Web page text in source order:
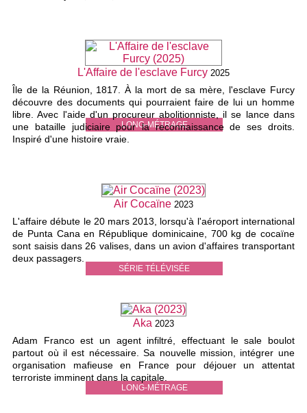
LONG-MÉTRAGE
L'Affaire de l'esclave Furcy 2025
Île de la Réunion, 1817. À la mort de sa mère, l'esclave Furcy
découvre des documents qui pourraient faire de lui un homme
libre. Avec l'aide d'un procureur abolitionniste, il se lance dans
une bataille judiciaire pour la reconnaissance de ses droits.
Inspiré d'une histoire vraie.
SÉRIE TÉLÉVISÉE
Air Cocaïne 2023
L'affaire débute le 20 mars 2013, lorsqu'à l'aéroport international
de Punta Cana en République dominicaine, 700 kg de cocaïne
sont saisis dans 26 valises, dans un avion d'affaires transportant
deux passagers.
LONG-MÉTRAGE
Aka 2023
Adam Franco est un agent infiltré, effectuant le sale boulot
partout où il est nécessaire. Sa nouvelle mission, intégrer une
organisation mafieuse en France pour déjouer un attentat
terroriste imminent dans la capitale.